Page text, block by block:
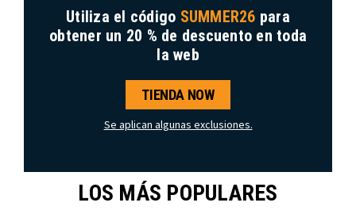
Utiliza el código SUMMER26 para
obtener un 20 % de descuento en toda
la web
TIENDA NOW
Se aplican algunas exclusiones.
LOS MÁS POPULARES